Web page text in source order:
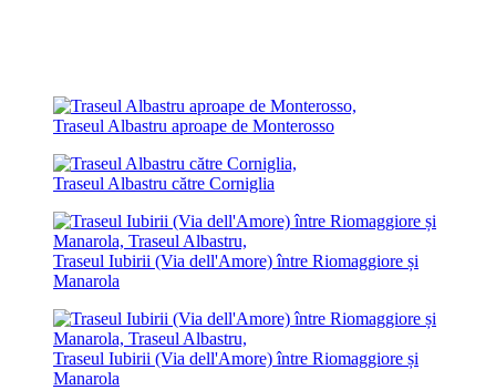
Traseul Albastru aproape de Monterosso
Traseul Albastru către Corniglia
Traseul Iubirii (Via dell'Amore) între Riomaggiore și
Manarola
Traseul Iubirii (Via dell'Amore) între Riomaggiore și
Manarola